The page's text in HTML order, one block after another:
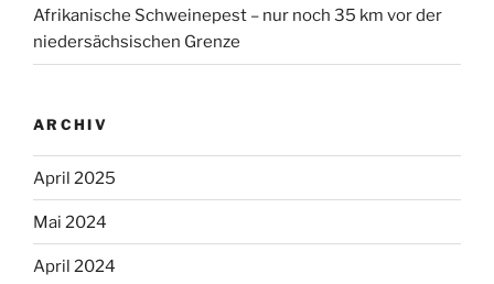
Afrikanische Schweinepest – nur noch 35 km vor der
niedersächsischen Grenze
ARCHIV
April 2025
Mai 2024
April 2024